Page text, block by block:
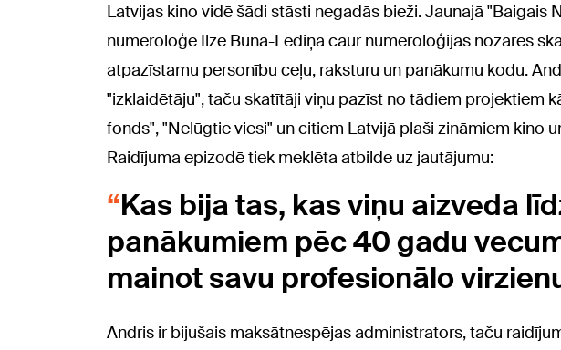
Latvijas kino vidē šādi stāsti negadās bieži. Jaunajā "Baigais
numeroloģe Ilze Buna-Lediņa caur numeroloģijas nozares
atpazīstamu personību ceļu, raksturu un panākumu kodu.
"izklaidētāju", taču skatītāji viņu pazīst no tādiem projektiem
fonds", "Nelūgtie viesi" un citiem Latvijā plaši zināmiem kino
Raidījuma epizodē tiek meklēta atbilde uz jautājumu:
Kas bija tas, kas viņu aizveda
panākumiem pēc 40 gadu
mainot savu profesionālo
Andris ir bijušais maksātnespējas administrators, taču